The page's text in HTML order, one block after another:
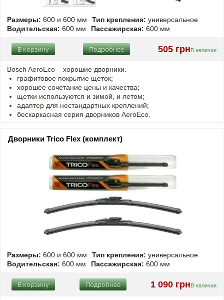
Размеры: 600 и 600 мм Тип крепления: универсальное
Водительская: 600 мм Пассажирская: 600 мм
505 грн В наличии
Подробнее
В корзину
Bosch AeroEco – хорошие дворники.
графитовое покрытие щеток;
хорошее сочетание цены и качества;
щетки используются и зимой, и летом;
адаптер для нестандартных креплений;
бескаркасная серия дворников AeroEco.
Дворники Trico Flex (комплект)
Размеры: 600 и 600 мм Тип крепления: универсальное
Водительская: 600 мм Пассажирская: 600 мм
1 090 грн В наличии
Подробнее
В корзину